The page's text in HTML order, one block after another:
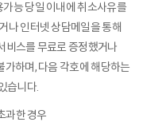
능 당일 이내에 취소사유를
나 인터넷 상담메일을 통해
비스를 무료로 증정했거나
가하며, 다음 각호에 해당하는
습니다.
과한 경우